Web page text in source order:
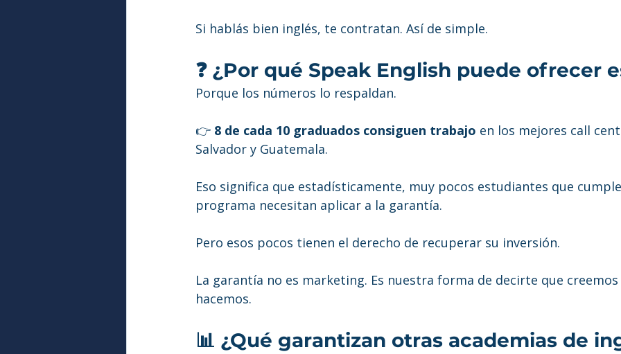
Si hablás bien inglés, te contratan. Así de simple.
❓ ¿Por qué Speak English puede ofrecer
Porque los números lo respaldan.
👉 8 de cada 10 graduados consiguen trabajo en los mejores call
Salvador y Guatemala.
Eso significa que estadísticamente, muy pocos estudiantes que
programa necesitan aplicar a la garantía.
Pero esos pocos tienen el derecho de recuperar su inversión.
La garantía no es marketing. Es nuestra forma de decirte que
hacemos.
📊 ¿Qué garantizan otras academias de